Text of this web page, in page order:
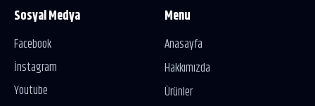
Sosyal Medya
Facebook
İnstagram
Youtube
Menu
Anasayfa
Hakkımızda
Ürünler